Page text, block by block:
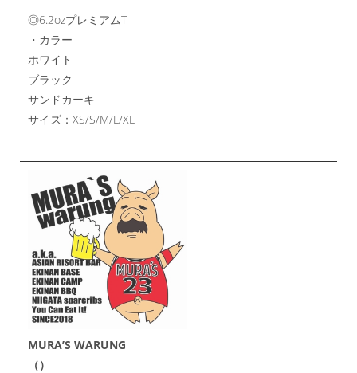
◎6.2ozプレミアムT
・カラー
ホワイト
ブラック
サンドカーキ
サイズ：XS/S/M/L/XL
MURA’S WARUNG
（）